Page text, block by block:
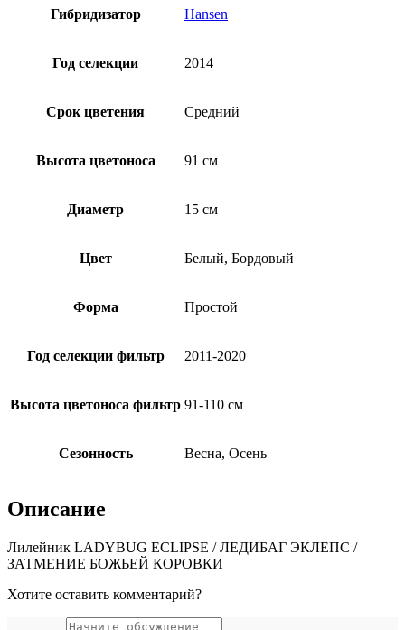
Гибридизатор Hansen
Год селекции 2014
Срок цветения Средний
Высота цветоноса 91 см
Диаметр 15 см
Цвет Белый, Бордовый
Форма Простой
Год селекции фильтр 2011-2020
Высота цветоноса фильтр 91-110 см
Сезонность Весна, Осень
Описание
Лилейник LADYBUG ECLIPSE / ЛЕДИБАГ ЭКЛЕПС /
ЗАТМЕНИЕ БОЖЬЕЙ КОРОВКИ
Хотите оставить комментарий?